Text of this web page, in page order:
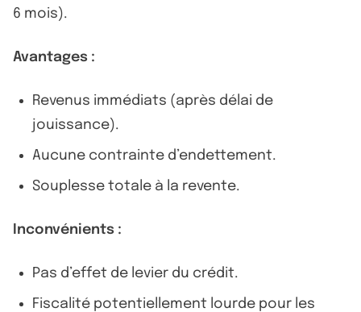
6 mois).
Avantages :
Revenus immédiats (après délai de
jouissance).
Aucune contrainte d’endettement.
Souplesse totale à la revente.
Inconvénients :
Pas d’effet de levier du crédit.
Fiscalité potentiellement lourde pour les